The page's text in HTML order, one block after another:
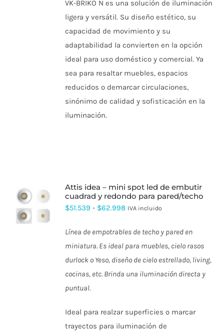
MÚLTIPLES
VARIANTES.
PRODUCTO
VK-BRIKO N es una solución de iluminación
ligera y versátil. Su diseño estético, su
capacidad de movimiento y su
adaptabilidad la convierten en la opción
ideal para uso doméstico y comercial. Ya
sea para resaltar muebles, espacios
reducidos o demarcar circulaciones,
sinónimo de calidad y sofisticación en la
iluminación.
ESTE
PRODUCTO
TIENE
MÚLTIPLES
VARIANTES.
attis idea – mini spot led de embutir
cuadrad y redondo para pared/techo
$51.539 - $62.998Rango
precios:
desde
$51.539
hasta
IVA incluido
Línea de empotrables de techo y pared en
miniatura. Es ideal para muebles, cielo rasos
durlock o Yeso, diseño de cielo estrellado, living,
cocinas, etc. Brinda una iluminación directa y
puntual.
Ideal para realzar superficies o marcar
trayectos para iluminación de